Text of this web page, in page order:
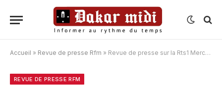
Accueil » Revue de presse Rfm » Revue de presse sur la Rts1 Mercredi 19 octobre 2016
REVUE DE PRESSE RFM